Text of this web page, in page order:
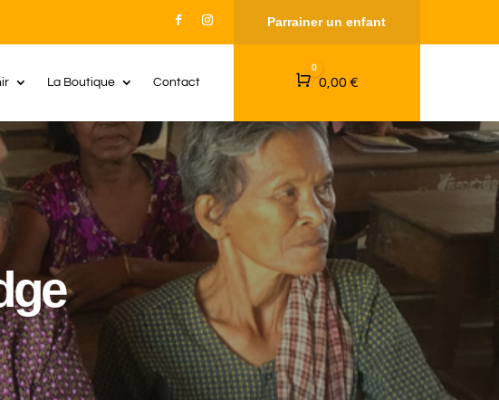
Parrainer un enfant
La Boutique Contact Panier
0
0,00 €